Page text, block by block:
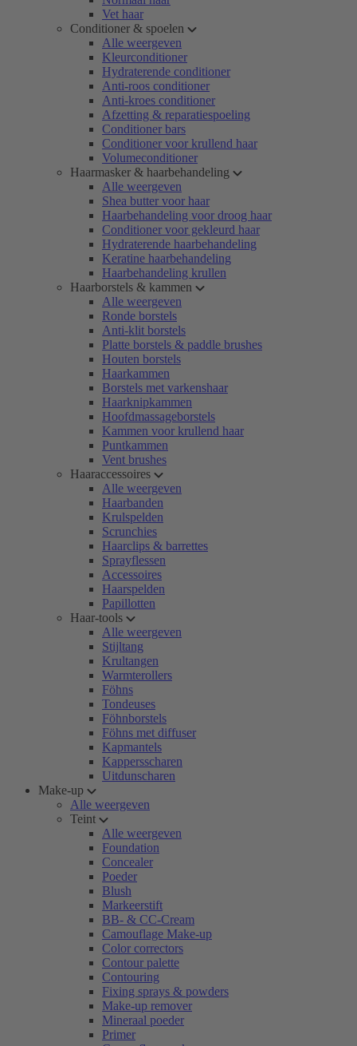
Vet haar
Conditioner & spoelen
Alle weergeven
Kleurconditioner
Hydraterende conditioner
Anti-roos conditioner
Anti-kroes conditioner
Afzetting & reparatiespoeling
Conditioner bars
Conditioner voor krullend haar
Volumeconditioner
Haarmasker & haarbehandeling
Alle weergeven
Shea butter voor haar
Haarbehandeling voor droog haar
Conditioner voor gekleurd haar
Hydraterende haarbehandeling
Keratine haarbehandeling
Haarbehandeling krullen
Haarborstels & kammen
Alle weergeven
Ronde borstels
Anti-klit borstels
Platte borstels & paddle brushes
Houten borstels
Haarkammen
Borstels met varkenshaar
Haarknipkammen
Hoofdmassageborstels
Kammen voor krullend haar
Puntkammen
Vent brushes
Haaraccessoires
Alle weergeven
Haarbanden
Krulspelden
Scrunchies
Haarclips & barrettes
Sprayflessen
Accessoires
Haarspelden
Papillotten
Haar-tools
Alle weergeven
Stijltang
Krultangen
Warmterollers
Föhns
Tondeuses
Föhnborstels
Föhns met diffuser
Kapmantels
Kappersscharen
Uitdunscharen
Make-up
Alle weergeven
Teint
Alle weergeven
Foundation
Concealer
Poeder
Blush
Markeerstift
BB- & CC-Cream
Camouflage Make-up
Color correctors
Contour palette
Contouring
Fixing sprays & powders
Make-up remover
Mineraal poeder
Primer